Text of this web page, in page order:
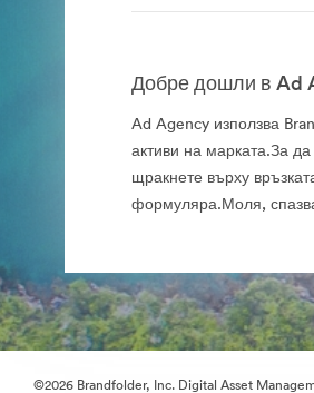
Добре дошли в Ad
Ad Agency използва
активи на марката.За
щракнете върху
формуляра.Моля,
©2026 Brandfolder, Inc. Digital Asset